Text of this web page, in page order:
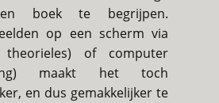
boek te begrijpen.
op een scherm via
of computer
maakt het toch
en dus gemakkelijker te